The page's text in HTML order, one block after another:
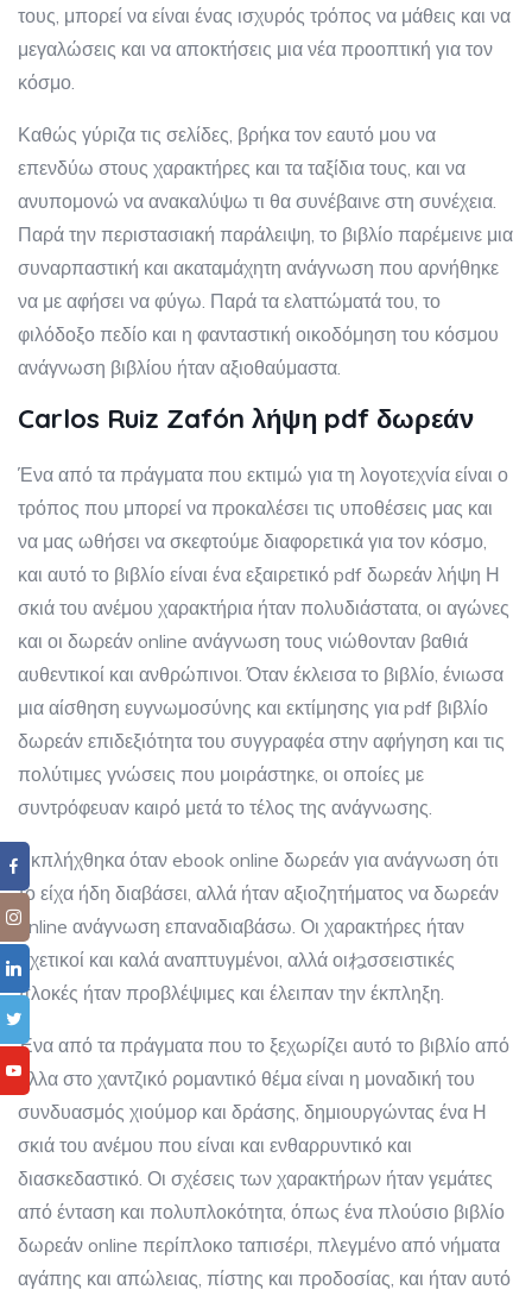
τους, μπορεί να είναι ένας ισχυρός τρόπος να μάθεις και να
μεγαλώσεις και να αποκτήσεις μια νέα προοπτική για τον
κόσμο.
Καθώς γύριζα τις σελίδες, βρήκα τον εαυτό μου να
επενδύω στους χαρακτήρες και τα ταξίδια τους, και να
ανυπομονώ να ανακαλύψω τι θα συνέβαινε στη συνέχεια.
Παρά την περιστασιακή παράλειψη, το βιβλίο παρέμεινε μια
συναρπαστική και ακαταμάχητη ανάγνωση που αρνήθηκε
να με αφήσει να φύγω. Παρά τα ελαττώματά του, το
φιλόδοξο πεδίο και η φανταστική οικοδόμηση του κόσμου
ανάγνωση βιβλίου ήταν αξιοθαύμαστα.
Carlos Ruiz Zafón λήψη pdf δωρεάν
Ένα από τα πράγματα που εκτιμώ για τη λογοτεχνία είναι ο
τρόπος που μπορεί να προκαλέσει τις υποθέσεις μας και
να μας ωθήσει να σκεφτούμε διαφορετικά για τον κόσμο,
και αυτό το βιβλίο είναι ένα εξαιρετικό pdf δωρεάν λήψη Η
σκιά του ανέμου χαρακτήρια ήταν πολυδιάστατα, οι αγώνες
και οι δωρεάν online ανάγνωση τους νιώθονταν βαθιά
αυθεντικοί και ανθρώπινοι. Όταν έκλεισα το βιβλίο, ένιωσα
μια αίσθηση ευγνωμοσύνης και εκτίμησης για pdf βιβλίο
δωρεάν επιδεξιότητα του συγγραφέα στην αφήγηση και τις
πολύτιμες γνώσεις που μοιράστηκε, οι οποίες με
συντρόφευαν καιρό μετά το τέλος της ανάγνωσης.
Εκπλήχθηκα όταν ebook online δωρεάν για ανάγνωση ότι
το είχα ήδη διαβάσει, αλλά ήταν αξιοζητήματος να δωρεάν
online ανάγνωση επαναδιαβάσω. Οι χαρακτήρες ήταν
σχετικοί και καλά αναπτυγμένοι, αλλά οιねσσειστικές
πλοκές ήταν προβλέψιμες και έλειπαν την έκπληξη.
Ένα από τα πράγματα που το ξεχωρίζει αυτό το βιβλίο από
άλλα στο χαντζικό ρομαντικό θέμα είναι η μοναδική του
συνδυασμός χιούμορ και δράσης, δημιουργώντας ένα Η
σκιά του ανέμου που είναι και ενθαρρυντικό και
διασκεδαστικό. Οι σχέσεις των χαρακτήρων ήταν γεμάτες
από ένταση και πολυπλοκότητα, όπως ένα πλούσιο βιβλίο
δωρεάν online περίπλοκο ταπισέρι, πλεγμένο από νήματα
αγάπης και απώλειας, πίστης και προδοσίας, και ήταν αυτό